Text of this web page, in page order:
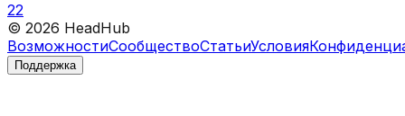
22
© 2026 HeadHub
ВозможностиСообществоСтатьиУсловия
Поддержка